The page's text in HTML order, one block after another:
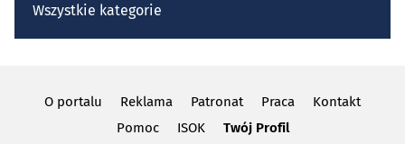
Wszystkie kategorie
O portalu Reklama Patronat Praca
Kontakt
Pomoc
ISOK Twój Profil